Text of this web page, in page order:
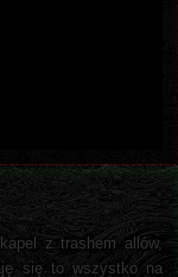
z trashem allów,
się to wszystko na